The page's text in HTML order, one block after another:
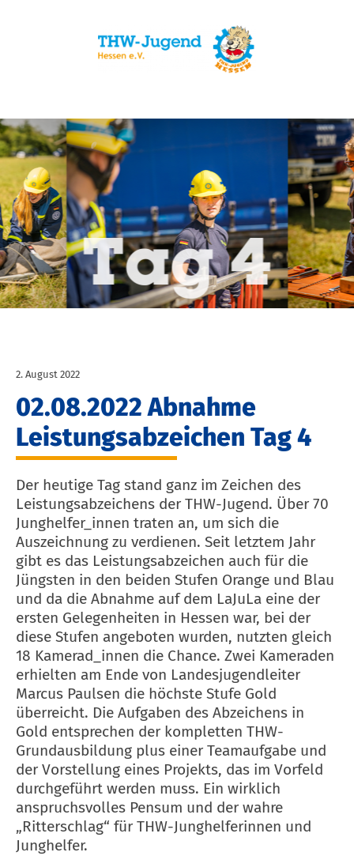
2. August 2022
02.08.2022 Abnahme
Leistungsabzeichen Tag 4
Der heutige Tag stand ganz im Zeichen des
Leistungsabzeichens der THW-Jugend. Über 70
Junghelfer_innen traten an, um sich die
Auszeichnung zu verdienen. Seit letztem Jahr
gibt es das Leistungsabzeichen auch für die
Jüngsten in den beiden Stufen Orange und Blau
und da die Abnahme auf dem LaJuLa eine der
ersten Gelegenheiten in Hessen war, bei der
diese Stufen angeboten wurden, nutzten gleich
18 Kamerad_innen die Chance. Zwei Kameraden
erhielten am Ende von Landesjugendleiter
Marcus Paulsen die höchste Stufe Gold
überreicht. Die Aufgaben des Abzeichens in
Gold entsprechen der kompletten THW-
Grundausbildung plus einer Teamaufgabe und
der Vorstellung eines Projekts, das im Vorfeld
durchgeführt werden muss. Ein wirklich
anspruchsvolles Pensum und der wahre
„Ritterschlag“ für THW-Junghelferinnen und
Junghelfer.